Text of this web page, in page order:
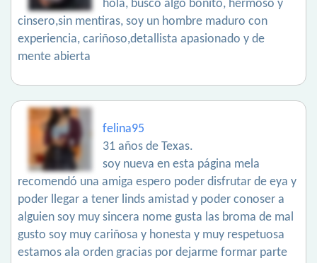
hola, busco algo bonito, hermoso y
cinsero,sin mentiras, soy un hombre maduro con
experiencia, cariñoso,detallista apasionado y de
mente abierta
felina95
31 años de Texas.
soy nueva en esta página mela
recomendó una amiga espero poder disfrutar de eya y
poder llegar a tener linds amistad y poder conoser a
alguien soy muy sincera nome gusta las broma de mal
gusto soy muy cariñosa y honesta y muy respetuosa
estamos ala orden gracias por dejarme formar parte